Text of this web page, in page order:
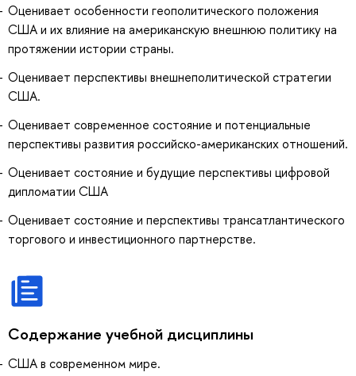
Оценивает особенности геополитического положения
США и их влияние на американскую внешнюю политику на
протяжении истории страны.
Оценивает перспективы внешнеполитической стратегии
США.
Оценивает современное состояние и потенциальные
перспективы развития российско-американских отношений.
Оценивает состояние и будущие перспективы цифровой
дипломатии США
Оценивает состояние и перспективы трансатлантического
торгового и инвестиционного партнерстве.
Содержание учебной дисциплины
США в современном мире.